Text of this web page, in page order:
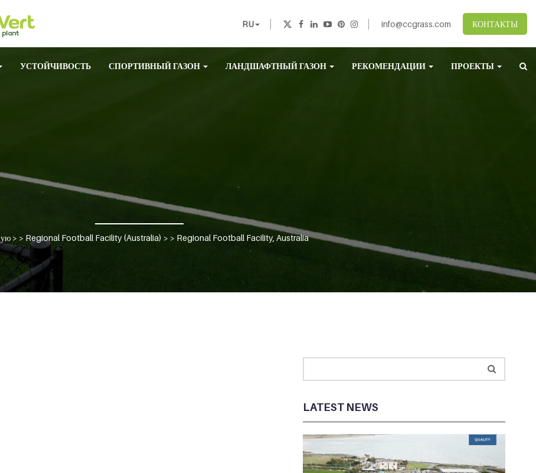
RU info@ccgrass.com КОНТАКТЫ
УСТОЙЧИВОСТЬ СПОРТИВНЫЙ ГАЗОН ЛАНДШАФТНЫЙ ГАЗОН РЕКОМЕНДАЦИИ ПРОЕКТЫ
> > Regional Football Facility (Australia) > > Regional Football Facility, Australia
LATEST NEWS